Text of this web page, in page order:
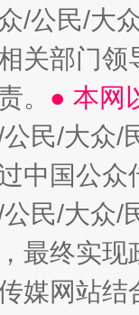
/公民/大
关部门
。 ● 本网
公民/大众
中国公
民/大众
最终实
媒网站